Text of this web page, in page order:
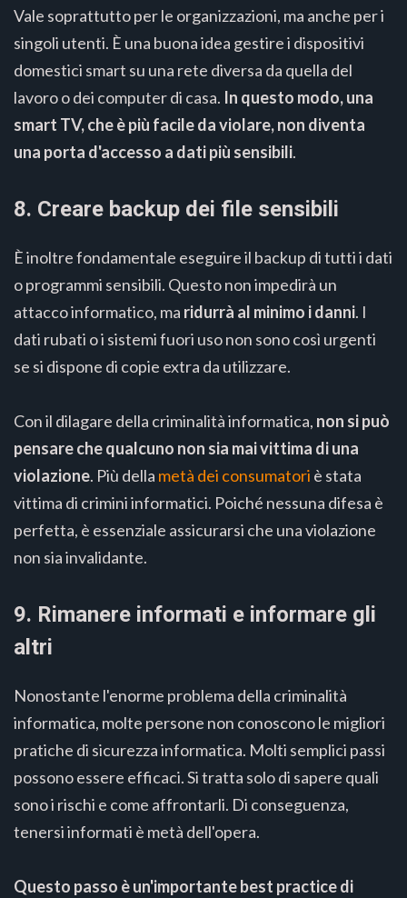
Vale soprattutto per le organizzazioni, ma anche per i
singoli utenti. È una buona idea gestire i dispositivi
domestici smart su una rete diversa da quella del
lavoro o dei computer di casa. In questo modo, una
smart TV, che è più facile da violare, non diventa
una porta d'accesso a dati più sensibili.
8. Creare backup dei file sensibili
È inoltre fondamentale eseguire il backup di tutti i dati
o programmi sensibili. Questo non impedirà un
attacco informatico, ma ridurrà al minimo i danni. I
dati rubati o i sistemi fuori uso non sono così urgenti
se si dispone di copie extra da utilizzare.
Con il dilagare della criminalità informatica, non si può
pensare che qualcuno non sia mai vittima di una
violazione. Più della metà dei consumatori è stata
vittima di crimini informatici. Poiché nessuna difesa è
perfetta, è essenziale assicurarsi che una violazione
non sia invalidante.
9. Rimanere informati e informare gli
altri
Nonostante l'enorme problema della criminalità
informatica, molte persone non conoscono le migliori
pratiche di sicurezza informatica. Molti semplici passi
possono essere efficaci. Si tratta solo di sapere quali
sono i rischi e come affrontarli. Di conseguenza,
tenersi informati è metà dell'opera.
Questo passo è un'importante best practice di